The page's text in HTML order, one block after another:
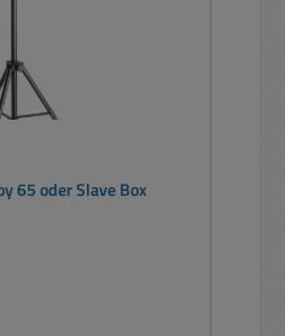
65 oder Slave Box